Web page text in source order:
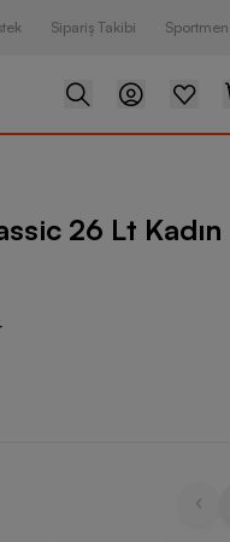
Sipariş Takibi
26 Lt Kadın